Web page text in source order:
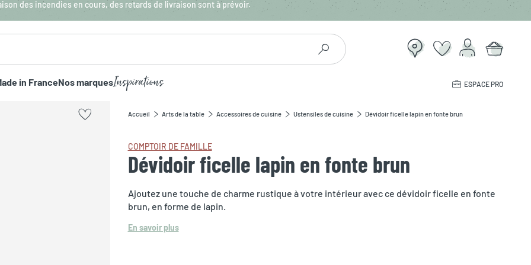
des incendies en cours, des retards de livraison sont à prévoir.
in FranceNos marquesInspirations ESPACE PRO
Accueil Arts de la table Accessoires de cuisine Ustensiles de cuisine Dévidoir ficelle lapin en fonte brun
COMPTOIR DE FAMILLE
Dévidoir ficelle lapin en fonte brun
Ajoutez une touche de charme rustique à votre intérieur avec ce dévidoir ficelle en fonte
brun, en forme de lapin.
En savoir plus